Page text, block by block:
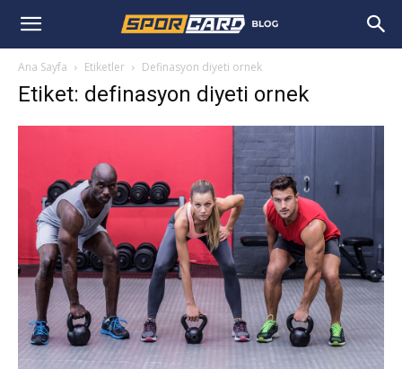
Ana Sayfa Etiketler Definasyon diyeti ornek
Etiket: definasyon diyeti ornek